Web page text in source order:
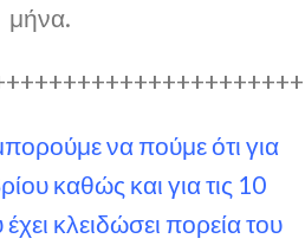
μήνα.
να πούμε ότι για
καθώς και για τις 10
κλειδώσει πορεία του